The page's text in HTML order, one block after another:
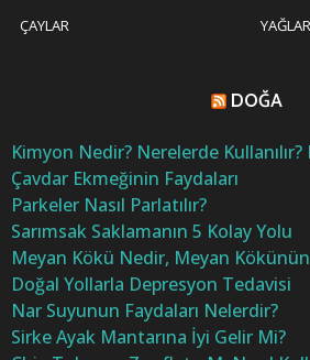
ÇAYLAR
YAĞLAR
DOĞA
Kimyon Nedir? Nerelerde Kullanılır?
Çavdar Ekmeğinin Faydaları
Parkeler Nasıl Parlatılır?
Sarımsak Saklamanın 5 Kolay Yolu
Meyan Kökü Nedir, Meyan Kökünün
Doğal Yollarla Depresyon Tedavisi
Nar Suyunun Faydaları Nelerdir?
Sirke Ayak Mantarına İyi Gelir Mi?